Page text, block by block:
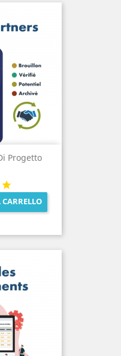
Progetto